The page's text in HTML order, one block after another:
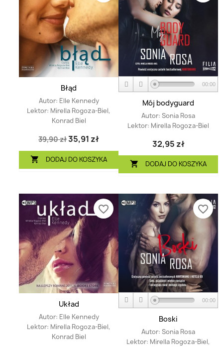
Błąd
Autor: Elle Kennedy
Lektor: Mirella Rogoza-Biel,
Konrad Biel
39,90 zł35,91 zł
 DODAJ DO KOSZYKA
00:00
Mój bodyguard
Autor: Sonia Rosa
Lektor: Mirella Rogoza-Biel
32,95 zł
 DODAJ DO KOSZYKA
Układ
Autor: Elle Kennedy
Lektor: Mirella Rogoza-Biel,
Konrad Biel
favorite_border
00:00
Boski
Autor: Sonia Rosa
Lektor: Mirella Rogoza-Biel,
favorite_border